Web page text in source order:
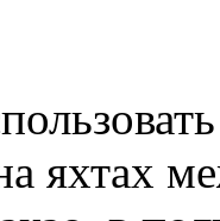
яхтах